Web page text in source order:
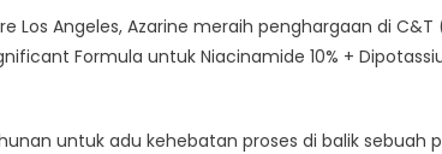
Los Angeles, Azarine meraih penghargaan di
Formula untuk Niacinamide 10% +
untuk adu kehebatan proses di balik sebuah